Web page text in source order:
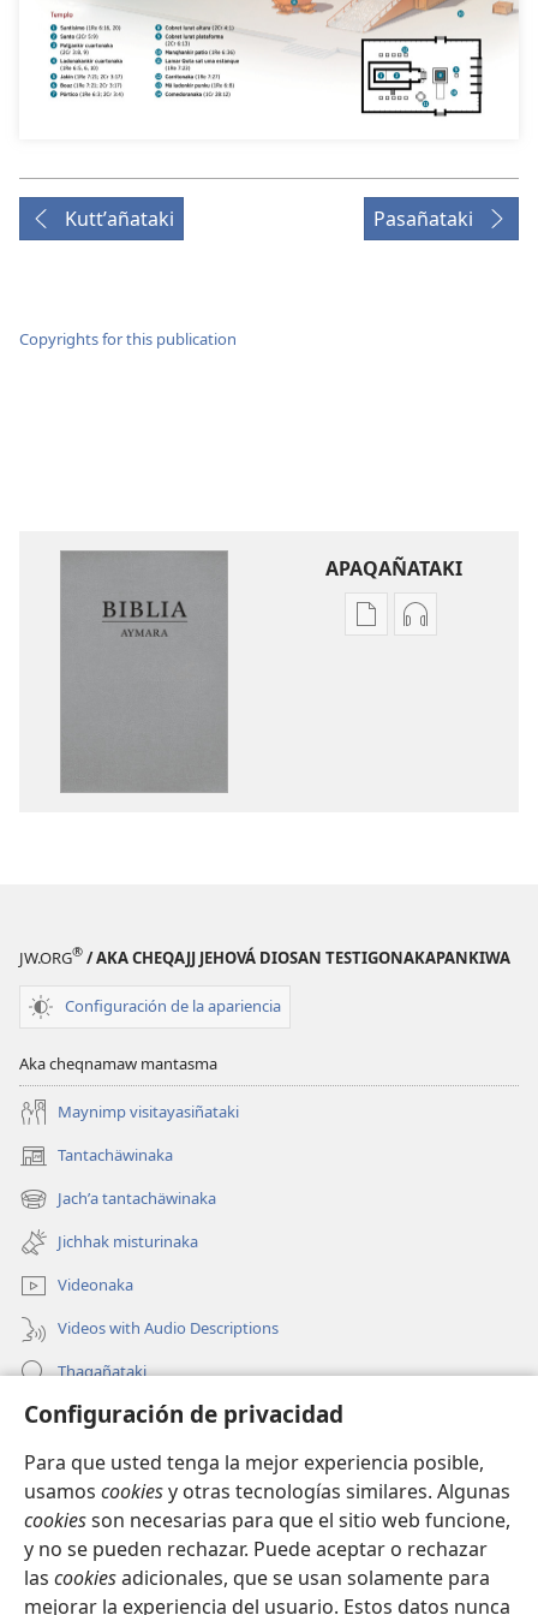
Configuración de privacidad
Para que usted tenga la mejor experiencia posible,
usamos cookiesy otras tecnologías similares. Algunas
cookiesson necesarias para que el sitio web funcione,
y no se pueden rechazar. Puede aceptar o rechazar
las cookiesadicionales, que se usan solamente para
mejorar la experiencia del usuario. Estos datos nunca
Kuttʼañataki Pasañataki
Copyrights for this publication
APAQAÑATAKI
Aka
Aka
JW.ORG® / AKA CHEQAJJ JEHOVÁ DIOSAN TESTIGONAKAPANKIWA
Configuración de la apariencia
Aka cheqnamaw mantasma
Maynimp visitayasiñataki
Tantachäwinaka
(opens
new
window)
Jachʼa tantachäwinaka
(opens
new
window)
Jichhak misturinaka
Videonaka
Videos with Audio Descriptions
Thaqañataki
Oraqpachat yatiyäwinaka
Donacionanaka
(opens
window)INTERNETANKIR BIBLIOTECA
(opens
new
window)JW Hub ®
(opens